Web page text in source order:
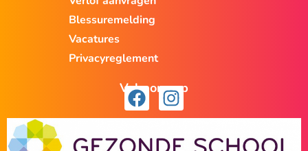
Blessuremelding
Vacatures
Privacyreglement
Volg ons op